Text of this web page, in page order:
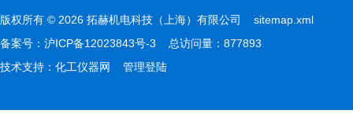
版权所有 © 2026 拓赫机电科技（上海）有限公司 sitemap.xml
备案号： 沪ICP备12023843号-3 总访问量：877893
技术支持： 化工仪器网 管理登陆